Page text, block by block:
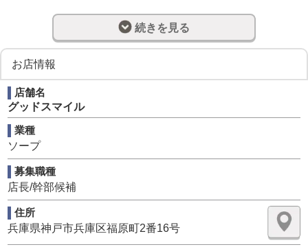
――――――――――――――――――――――――――
《最初にお任せするお仕事》
お客様への接客にあたる前に当店の女の子の説明ができる
ように
把握していただきます
★店舗にご来店くださるお客様のご対応
お客様へコースと料金のご案内
お客様のご希望にあったメニューや女の子のご提案をお願
いします。
続きを見る
お店情報
店舗名
グッドスマイル
業種
ソープ
募集職種
店長/幹部候補
住所
兵庫県神戸市兵庫区福原町2番16号